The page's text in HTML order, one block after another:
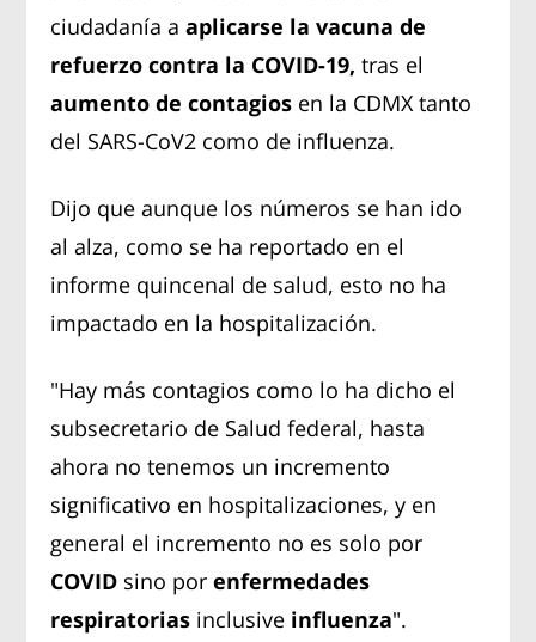
ciudadanía aaplicarse la vacuna de
refuerzo contra la COVID-19, tras el
aumento de contagios en la CDMX tanto
del SARS-CoV2 como de influenza.
Dijo que aunque los números se han ido
al alza, como se ha reportado en el
informe quincenal de salud, esto no ha
impactado en la hospitalización.
"Hay más contagios como lo ha dicho el
subsecretario de Salud federal, hasta
ahora no tenemos un incremento
significativo en hospitalizaciones, y en
general el incremento no es solo por
COVID sino porenfermedades
respiratorias inclusive influenza".